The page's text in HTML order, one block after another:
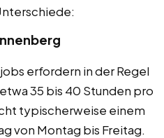
erfordern in der Regel
35 bis 40 Stunden pro
typischerweise einem
von Montag bis Freitag.